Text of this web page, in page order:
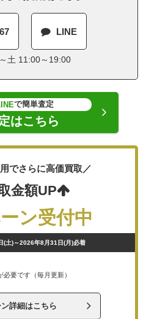
LINE
土 11:00～19:00
で簡単査定
はこちら
でさらに高価買取／
金額UP
ン受付中
(土)～2026年8月31日(月)必着
要です（毎月更新）
詳細はこちら